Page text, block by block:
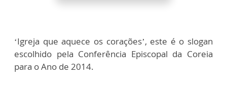
‘Igreja que aquece os corações’, este é o slogan
escolhido pela Conferência Episcopal da Coreia
para o Ano de 2014.